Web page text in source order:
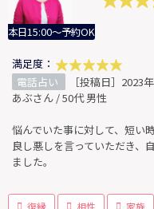
本日15:00～予約OK
満足度：
電話占い
［投稿日］2023
あぶさん / 50代 男性
悩んでいた事に対して、短い
良し悪しを言っていただき、
ました。
復縁 相性 家族